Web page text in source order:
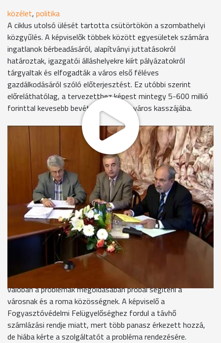
közélet, politika
A ciklus utolsó ülését tartotta csütörtökön a szombathelyi
közgyűlés. A képviselők többek között egyesületek számára
ingatlanok bérbeadásáról, alapítványi juttatásokról
határoztak, igazgatói álláshelyekre kiírt pályázatokról
tárgyaltak és elfogadták a város első féléves
gazdálkodásáról szóló előterjesztést. Ez utóbbi szerint
előreláthatólag, a tervezetthez képest mintegy 5-600 millió
forinttal kevesebb bevétel folyik be a város kasszájába.
Szombathely első féléves pénzügyi helyzetéről Ipkovich
György polgármester azt mondta: annak ellenére, hogy csak
áprilisban lett költségvetése a városnak, kiegyensúlyozott
volt a gazdálkodás. Az elmaradt állami forrásokat a
következő hónapokban kapja meg Szombathely.
Németh Kálmán alpolgármester szerint nem erősíti a
kisebbségek iránti elkötelezettséget az, hogy a Hárofit
Egyesület nem használhatja tovább ingyen az Óperint utca 1.
szám alatti épületet.
Felháborítónak tartja a Hárofit folyamatos jobboldali
támadását Gyebrovszki János. A szocialista képviselő szerint
ez az egyetlen olyan cigány szervezet Szombathelyen, amely
valóban a problémák megoldásában próbál segíteni a
városnak és a roma közösségnek. A képviselő a
Fogyasztóvédelmi Felügyelőséghez fordul a távhő
számlázási rendje miatt, mert több panasz érkezett hozzá,
de hiába kérte a szolgáltatót a probléma rendezésére.